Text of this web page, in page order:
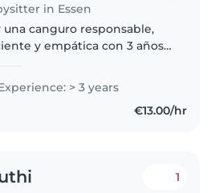
in Essen
una canguro responsable,
y empática con 3 años
todas las edades. Tengo
en primeros auxilios
con niños con..
> 3 years
€13.00/hr
1